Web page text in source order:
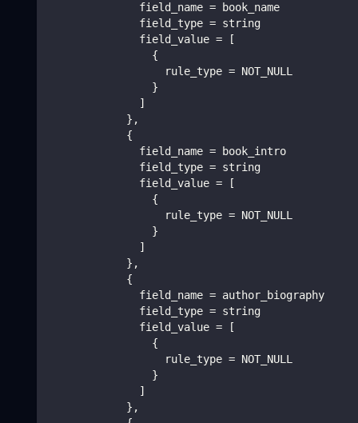
              field_name = book_name
              field_type = string
              field_value = [
                {
                  rule_type = NOT_NULL
                }
              ]
            },
            {
              field_name = book_intro
              field_type = string
              field_value = [
                {
                  rule_type = NOT_NULL
                }
              ]
            },
            {
              field_name = author_biography
              field_type = string
              field_value = [
                {
                  rule_type = NOT_NULL
                }
              ]
            },